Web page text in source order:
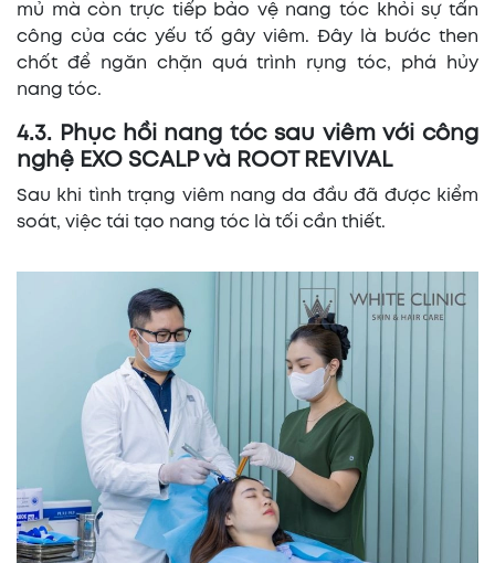
mủ mà còn trực tiếp bảo vệ nang tóc khỏi sự tấn
công của các yếu tố gây viêm. Đây là bước then
chốt để ngăn chặn quá trình rụng tóc, phá hủy
nang tóc.
4.3. Phục hồi nang tóc sau viêm với công
nghệ EXO SCALP và ROOT REVIVAL
Sau khi tình trạng viêm nang da đầu đã được kiểm
soát, việc tái tạo nang tóc là tối cần thiết.